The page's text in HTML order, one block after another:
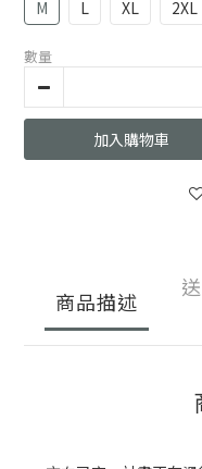
M L XL 2XL
數量
加入購物車
商品描述